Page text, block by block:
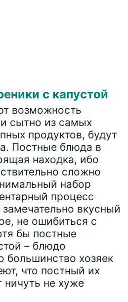
с капустой
возможность
и сытно из самых
продуктов, будут
Постные блюда в
находка, ибо
сложно
набор
процесс
вкусный
не ошибиться с
бы постные
– блюдо
большинство хозяек
что постный их
ничуть не хуже